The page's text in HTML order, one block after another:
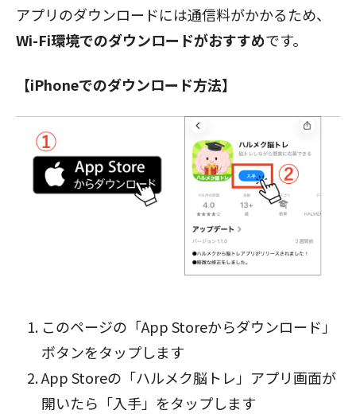
アプリのダウンロードには通信料がかかるため、
Wi-Fi環境でのダウンロードがおすすめです。
【iPhoneでのダウンロード方法】
このページの「App Storeからダウンロード」
ボタンをタップします
App Storeの「ハルメク脳トレ」アプリ画面が
開いたら「入手」をタップします
閉じる